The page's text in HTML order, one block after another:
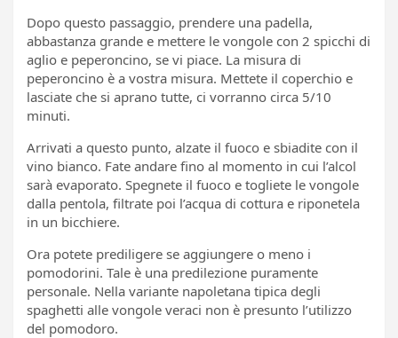
Dopo questo passaggio, prendere una padella,
abbastanza grande e mettere le vongole con 2 spicchi di
aglio e peperoncino, se vi piace. La misura di
peperoncino è a vostra misura. Mettete il coperchio e
lasciate che si aprano tutte, ci vorranno circa 5/10
minuti.
Arrivati a questo punto, alzate il fuoco e sbiadite con il
vino bianco. Fate andare fino al momento in cui l’alcol
sarà evaporato. Spegnete il fuoco e togliete le vongole
dalla pentola, filtrate poi l’acqua di cottura e riponetela
in un bicchiere.
Ora potete prediligere se aggiungere o meno i
pomodorini. Tale è una predilezione puramente
personale. Nella variante napoletana tipica degli
spaghetti alle vongole veraci non è presunto l’utilizzo
del pomodoro.